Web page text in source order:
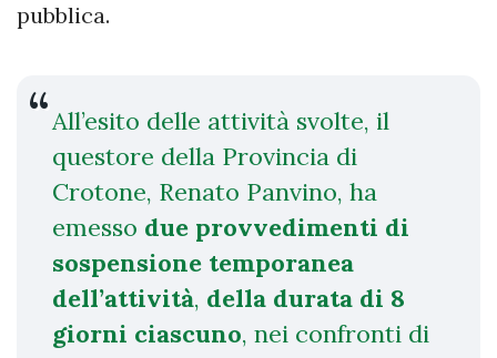
pubblica.
All’esito delle attività svolte, il
questore della Provincia di
Crotone, Renato Panvino, ha
emesso due provvedimenti di
sospensione temporanea
dell’attività, della durata di 8
giorni ciascuno, nei confronti di